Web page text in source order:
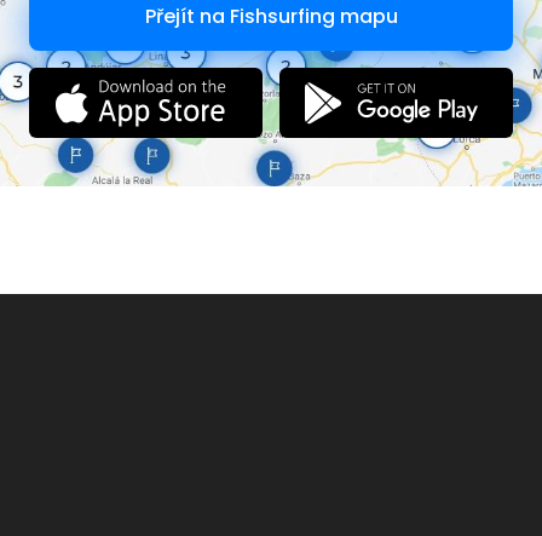
Přejít na Fishsurfing mapu